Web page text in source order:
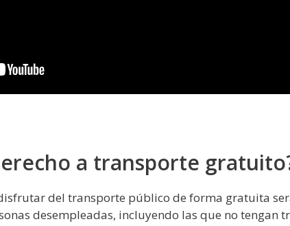
a transporte
del transporte público de forma gratuita
desempleadas, incluyendo las que no tengan